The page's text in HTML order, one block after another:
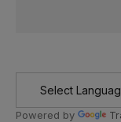
Powered by